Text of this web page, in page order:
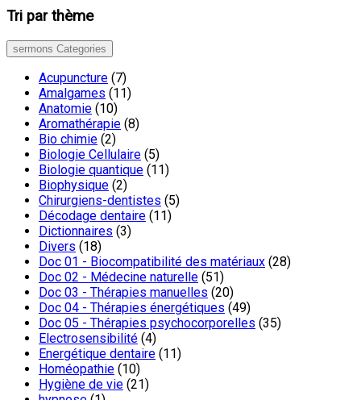
Tri par thème
sermons Categories
Acupuncture (7)
Amalgames (11)
Anatomie (10)
Aromathérapie (8)
Bio chimie (2)
Biologie Cellulaire (5)
Biologie quantique (11)
Biophysique (2)
Chirurgiens-dentistes (5)
Décodage dentaire (11)
Dictionnaires (3)
Divers (18)
Doc 01 - Biocompatibilité des matériaux (28)
Doc 02 - Médecine naturelle (51)
Doc 03 - Thérapies manuelles (20)
Doc 04 - Thérapies énergétiques (49)
Doc 05 - Thérapies psychocorporelles (35)
Electrosensibilité (4)
Energétique dentaire (11)
Homéopathie (10)
Hygiène de vie (21)